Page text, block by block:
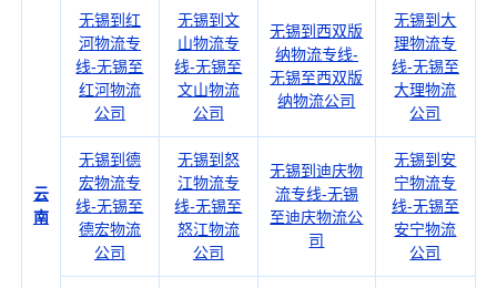
云
南
无锡到红
河物流专
线-无锡至
红河物流
公司
无锡到文
山物流专
线-无锡至
文山物流
公司
无锡到西双版
纳物流专线-
无锡至西双版
纳物流公司
无锡到大
理物流专
线-无锡至
大理物流
公司
无锡到德
宏物流专
线-无锡至
德宏物流
公司
无锡到怒
江物流专
线-无锡至
怒江物流
公司
无锡到迪庆物
流专线-无锡
至迪庆物流公
司
无锡到安
宁物流专
线-无锡至
安宁物流
公司